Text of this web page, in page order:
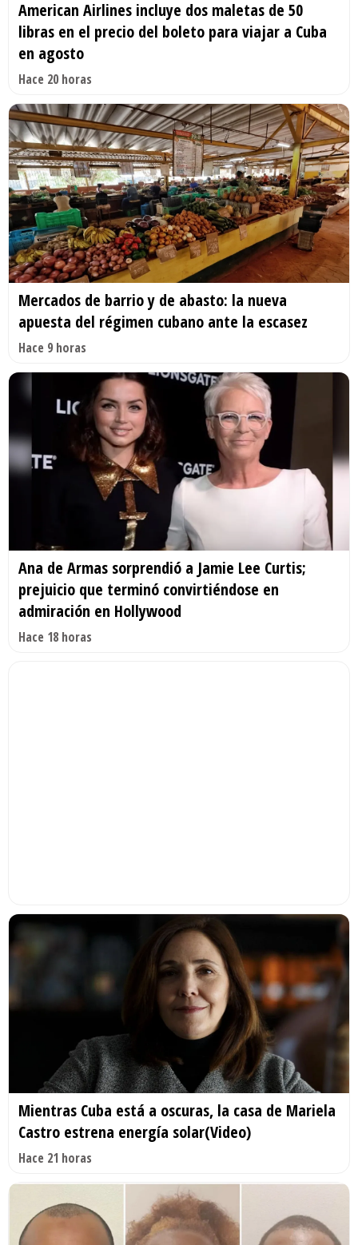
American Airlines incluye dos maletas de 50
libras en el precio del boleto para viajar a Cuba
en agosto
Hace 20 horas
Mercados de barrio y de abasto: la nueva
apuesta del régimen cubano ante la escasez
Hace 9 horas
Ana de Armas sorprendió a Jamie Lee Curtis;
prejuicio que terminó convirtiéndose en
admiración en Hollywood
Hace 18 horas
Mientras Cuba está a oscuras, la casa de Mariela
Castro estrena energía solar(Video)
Hace 21 horas